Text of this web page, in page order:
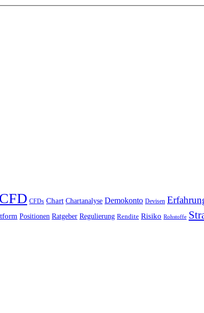
CFD CFDs Chart Chartanalyse Demokonto Devisen
Positionen Ratgeber Regulierung Rendite Risiko Rohstoffe